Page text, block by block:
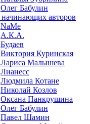
Олег Бабулин
начинающих авторов
NaMe
А.К.А.
Будаев
Виктория Куринская
Лариса Малышева
Лианесс
Людмила Котане
Николай Козлов
Оксана Панкрушина
Олег Бабулин
Павел Шамин